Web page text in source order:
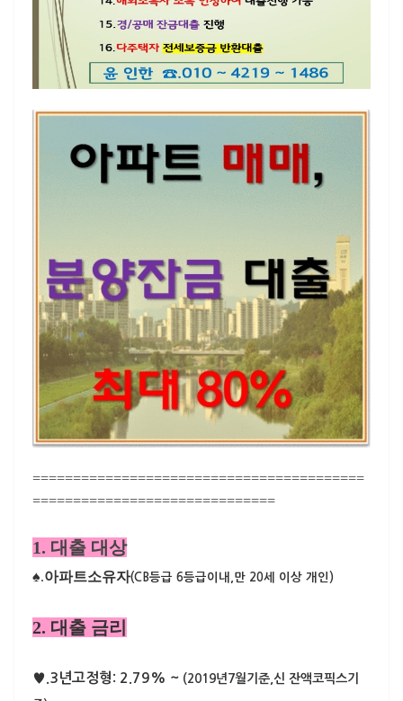
=========================================
==============================
1. 대출 대상
♠.아파트소유자(CB등급 6등급이내,만 20세 이상 개인)
2. 대출 금리
♥.3년고정형: 2.79% ~ (2019년7월기준,신 잔액코픽스기